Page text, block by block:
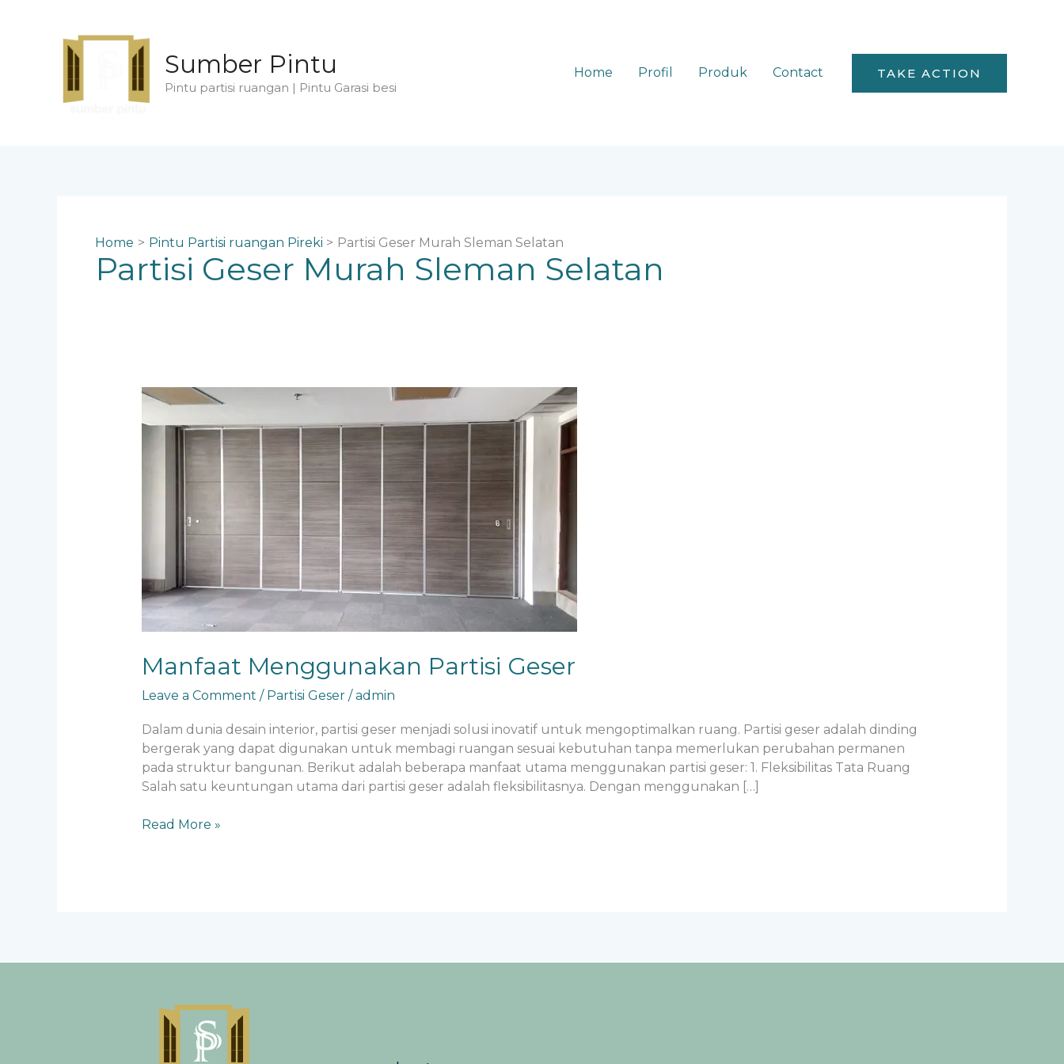
Sumber Pintu
Pintu partisi ruangan | Pintu Garasi besi
Home Profil Produk Contact TAKE ACTION
Home Pintu Partisi ruangan Pireki Partisi Geser Murah Sleman Selatan
Partisi Geser Murah Sleman Selatan
Manfaat Menggunakan Partisi Geser
Leave a Comment / Partisi Geser/admin
Dalam dunia desain interior, partisi geser menjadi solusi inovatif untuk mengoptimalkan ruang. Partisi geser adalah dinding
bergerak yang dapat digunakan untuk membagi ruangan sesuai kebutuhan tanpa memerlukan perubahan permanen
pada struktur bangunan. Berikut adalah beberapa manfaat utama menggunakan partisi geser: 1. Fleksibilitas Tata Ruang
Salah satu keuntungan utama dari partisi geser adalah fleksibilitasnya. Dengan menggunakan […]
Manfaat
Read More »